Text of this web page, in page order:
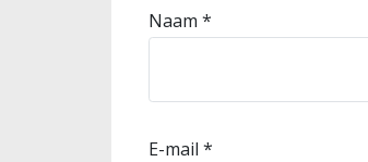
Naam *
E-mail *